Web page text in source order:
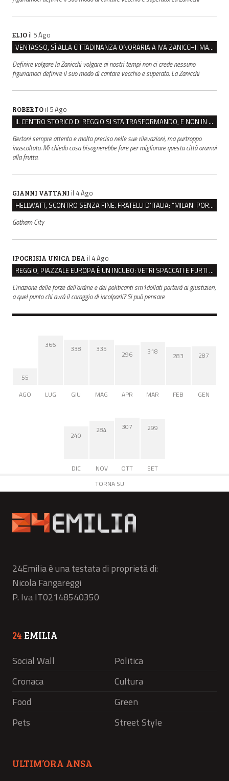
ELIO il 5 Ago
VENTASSO, SÌ ALLA CITTADINANZA ONORARIA A IVA ZANICCHI. MA BARGIACCHI: “È DI PESSIMO GUSTO”
Definire volgare la Zanicchi volgare ai nostri tempi non ci crede nessuno
figuriamoci definire il suo modo di cantare vecchio e superato. La Zanicchi
ROBERTO il 5 Ago
IL CENTRO STORICO DI REGGIO SI STA TRASFORMANDO, E NON IN MEGLIO
Bertoni sempre attento e molto preciso nelle sue rilevazioni, ma purtroppo
inascoltato. Mi chiedo cosa bisognerebbe fare per migliorare questa città oramai
alla frutta.
GIANNI VATTANI il 4 Ago
HELLWATT, SCONTRO SENZA FINE. FRATELLI D’ITALIA: “MILANI PORTA DOCUMENTI, DE FRANCO INSULTI”
Gotham City
IPOCRISIA UNICA DEA il 4 Ago
REGGIO, PIAZZALE EUROPA È UN INCUBO: VETRI SPACCATI E FURTI SULLE AUTO IN SOSTA
L'inazione delle forze dell'ordine e dei politicanti sm1dollati porterà ai giustizieri,
a quel punto chi avrà il coraggio di incolparli? Si può pensare
55
AGO
366
LUG
338
GIU
335
MAG
296
APR
318
MAR
283
FEB
287
GEN
240
DIC
284
NOV
307
OTT
299
SET
TORNA SU
24Emilia è una testata di proprietà di:
Nicola Fangareggi
P. Iva IT02148540350
24 EMILIA
Social Wall
Politica
Cronaca
Cultura
Food
Green
Pets
Street Style
ULTIM’ORA ANSA